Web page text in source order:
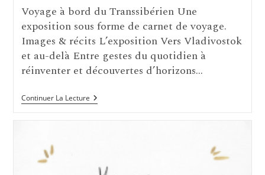
la
publication :
Voyage à bord du Transsibérien Une
exposition sous forme de carnet de voyage.
Images & récits L’exposition Vers Vladivostok
et au-delà Entre gestes du quotidien à
réinventer et découvertes d’horizons…
Continuer La LectureVers
Vladivostok